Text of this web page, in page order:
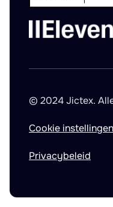
© 2024 Jictex.
Cookie instellingen
Privacybeleid